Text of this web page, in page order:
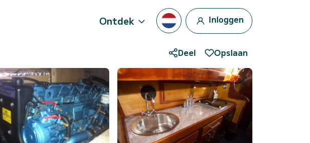
Ontdek Inloggen
Deel Opslaan